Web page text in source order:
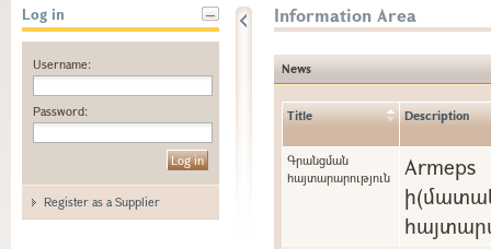
Log in
Username:
Password:
Register as a Supplier
Information Area
News
Title Description
Գրանցման
հայտարարություն